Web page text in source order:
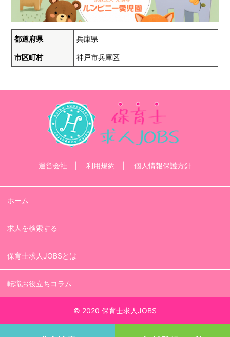
都道府県 兵庫県
市区町村 神戸市兵庫区
運営会社 利用規約 個人情報保護方針
ホーム
求人を検索する
保育士求人JOBSとは
転職お役立ちコラム
© 2020 保育士求人JOBS